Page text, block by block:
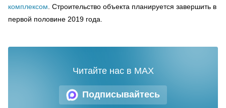
комплексом . Строительство объекта планируется завершить в
первой половине 2019 года.
Подписывайтесь
Читайте нас в MAX